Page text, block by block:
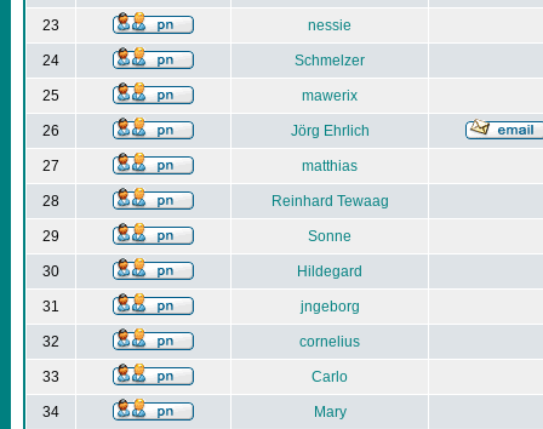
23 nessie
24 Schmelzer
25 mawerix
26 Jörg Ehrlich
27 matthias
28 Reinhard Tewaag
29 Sonne
30 Hildegard
31 jngeborg
32 cornelius
33 Carlo
34 Mary